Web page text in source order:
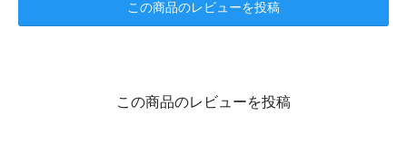
この商品のレビューを投稿
この商品のレビューを投稿